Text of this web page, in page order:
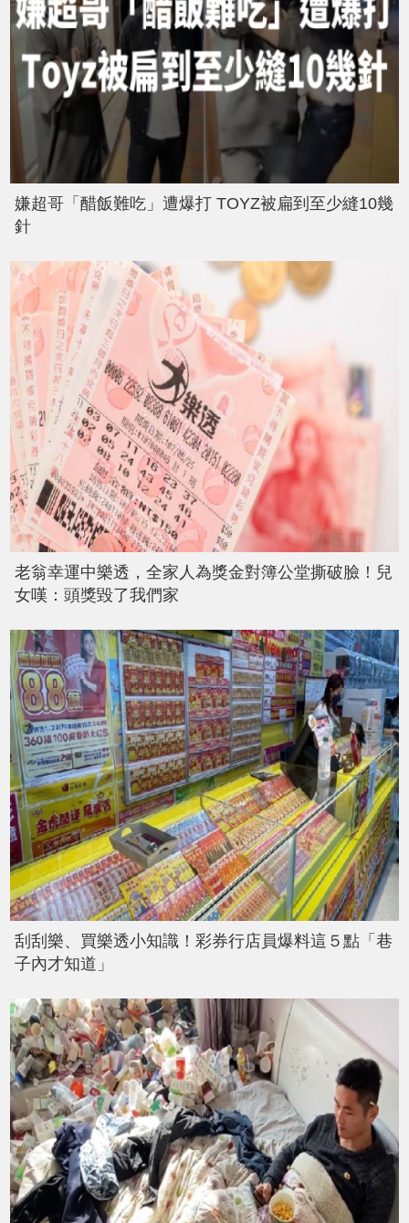
嫌超哥「醋飯難吃」遭爆打 TOYZ被扁到至少縫10幾
針
老翁幸運中樂透，全家人為獎金對簿公堂撕破臉！兒
女嘆：頭獎毀了我們家
刮刮樂、買樂透小知識！彩券行店員爆料這５點「巷
子內才知道」